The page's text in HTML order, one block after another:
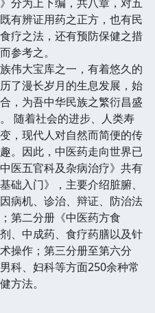
有辨证用药之正方，也有民
疗之法，还有预防保健之措
参考之。
大宝库之一，有着悠久的
了漫长岁月的生息发展，始
，为吾中华民族之繁衍昌盛
随着社会的进步、人类寿
，现代人对自然而简便的传
。因此，中医药走向世界已
医五官科及杂病治疗》共有
础入门》，主要介绍脏腑、
病机、诊治、辩证、防治法
第二分册《中医药方食
、中成药、食疗药膳以及针
操作；第三分册至第六分
科、妇科等方面250余种常
方法。